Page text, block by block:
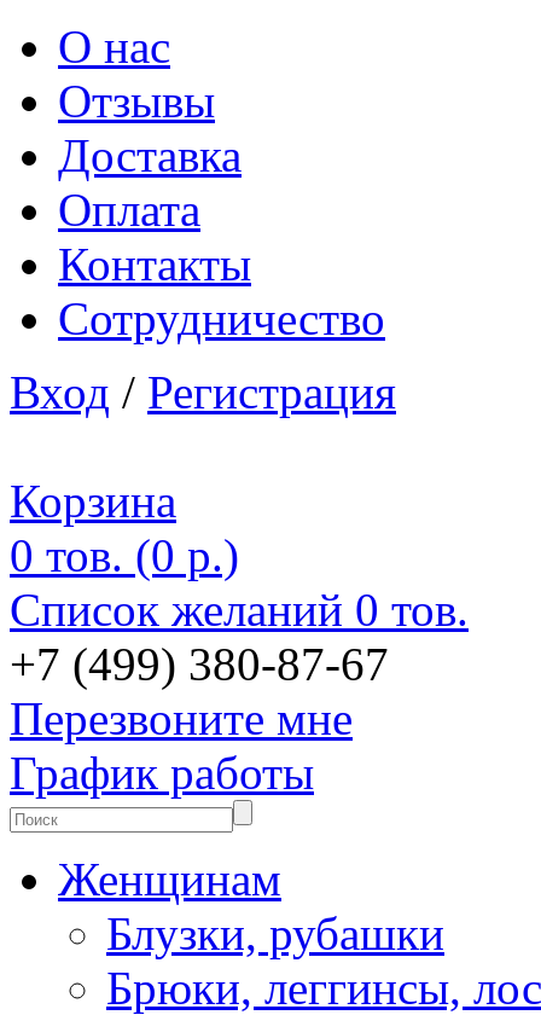
О нас
Отзывы
Доставка
Оплата
Контакты
Сотрудничество
Вход / Регистрация
Корзина
0 тов. (0 р.)
Список желаний 0 тов.
+7 (499) 380-87-67
Перезвоните мне
График работы
Женщинам
Блузки, рубашки
Брюки, леггинсы,